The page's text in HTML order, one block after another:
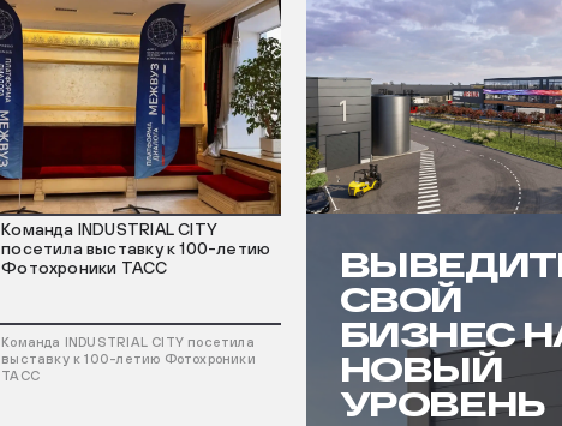
Команда INDUSTRIAL CITY
посетила выставку к 100-летию
Фотохроники ТАСС
Команда INDUSTRIAL CITY посетила
выставку к 100-летию Фотохроники
ТАСС
СВОЙ
БИЗНЕС
НОВЫЙ
УРОВЕНЬ